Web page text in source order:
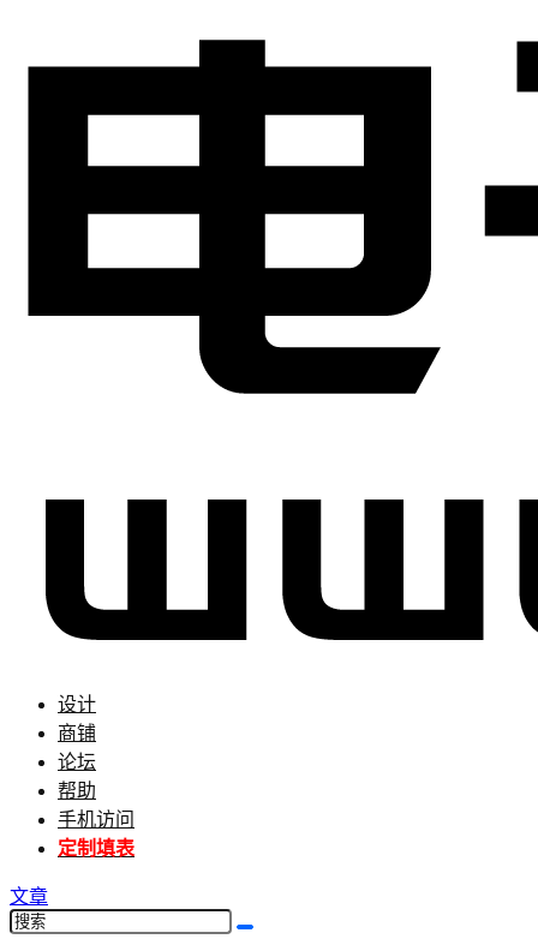
设计
商铺
论坛
帮助
手机访问
定制填表
文章